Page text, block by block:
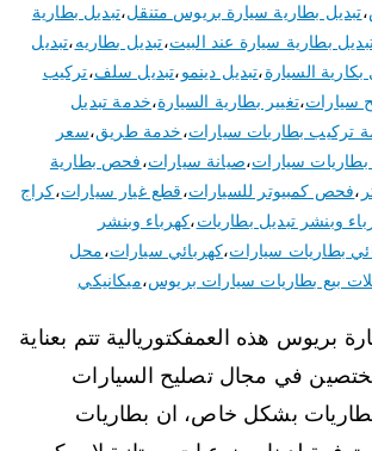
،تبديل بطارية سيارة بريوس متنقل،تبديل بطارية
بطارية سيارة عند البيت،تبديل بطاريه،تبديل
بكارية السيارة،تبديل دينمو،تبديل سلف،تركيب
سيارات،تغيير بطارية السيارة،خدمة تبديل
تركيب بطاريات سيارات،خدمة طريق،سعر
سيارات،صيانة سيارات،فحص بطارية
،فحص كمبيوتر للسيارات،قطع غيار سيارات،كراج
وبنشر تبديل بطاريات،كهرباء وبنشر
بطاريات سيارات،كهربائي سيارات،محل
بيع بطاريات سيارات بريوس،ميكانيكي
بريوس هذه العمفكتوريالية تتم بعناية
في مجال تصليح السيارات
بشكل خاص، ان بطاريات